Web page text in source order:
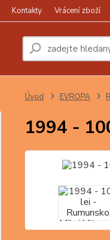
Kontakty Vrácení zboží
Úvod EVROPA
1994 -